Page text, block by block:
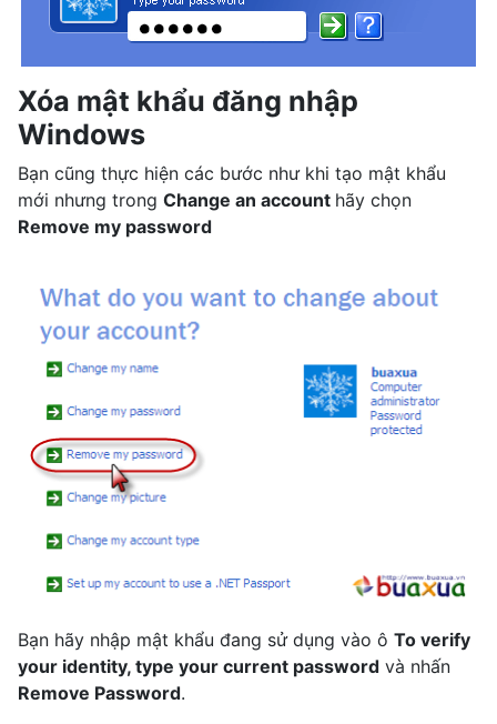
Xóa mật khẩu đăng nhập
Windows
Bạn cũng thực hiện các bước như khi tạo mật khẩu
mới nhưng trong Change an account hãy chọn
Remove my password
Bạn hãy nhập mật khẩu đang sử dụng vào ô To verify
your identity, type your current password và nhấn
Remove Password.